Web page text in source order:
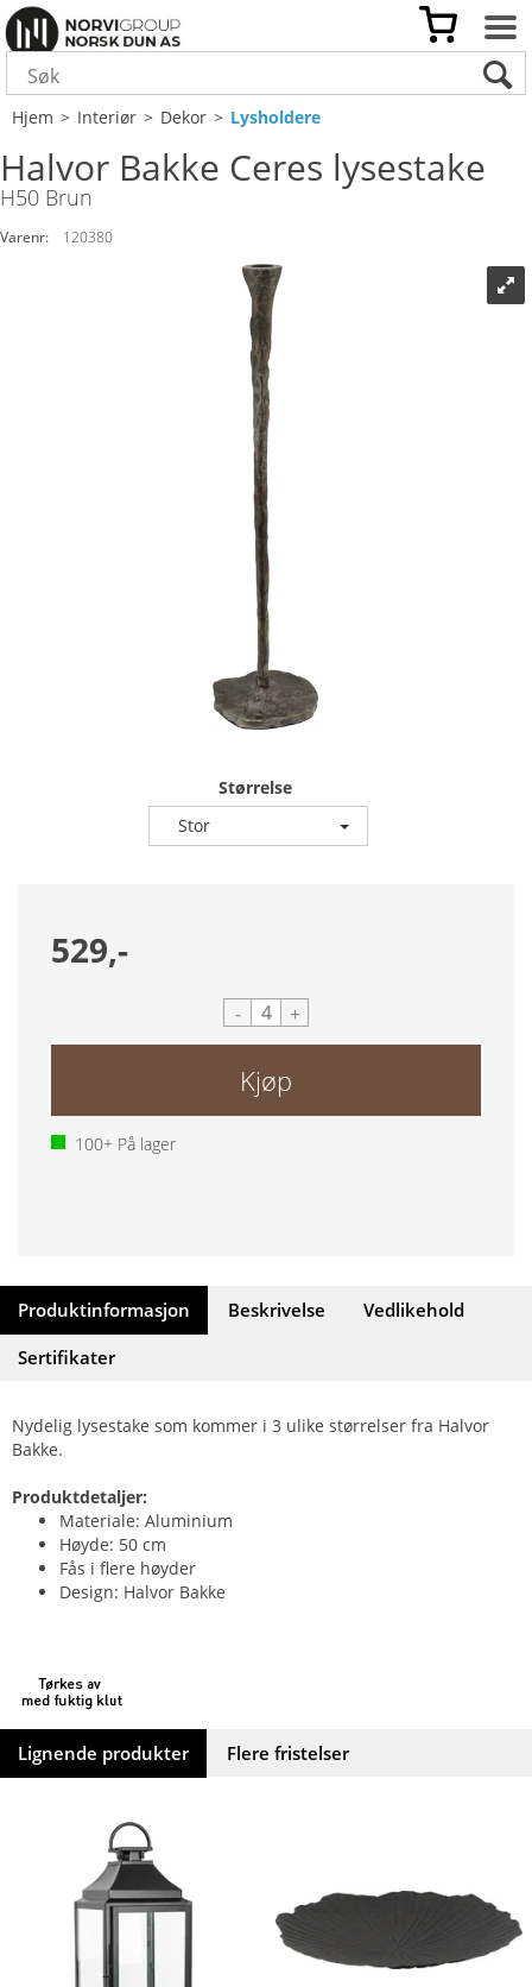
Hjem>Interiør>Dekor>Lysholdere
Halvor Bakke Ceres lysestake
H50 Brun
Varenr: 120380
Størrelse
Stor
529,-
- +
Kjøp
100+ På lager
Produktinformasjon Beskrivelse
Vedlikehold
Sertifikater
Nydelig lysestake som kommer i 3 ulike størrelser fra Halvor
Bakke.
Produktdetaljer:
Materiale: Aluminium
Høyde: 50 cm
Fås i flere høyder
Design: Halvor Bakke
Lignende produkter Flere fristelser